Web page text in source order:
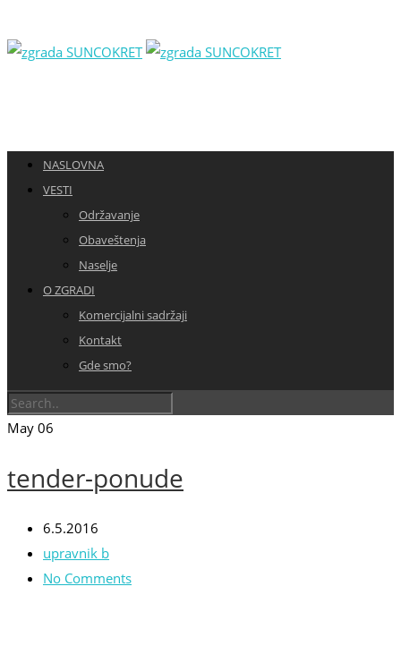
NASLOVNA
VESTI
Održavanje
Obaveštenja
Naselje
O ZGRADI
Komercijalni sadržaji
Kontakt
Gde smo?
May 06
tender-ponude
6.5.2016
upravnik b
No Comments